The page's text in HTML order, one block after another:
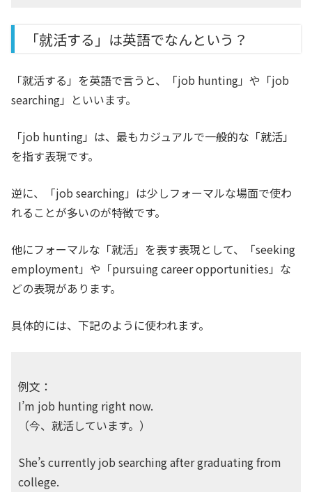
「就活する」は英語でなんという？
「就活する」を英語で言うと、「job hunting」や「job
searching」といいます。
「job hunting」は、最もカジュアルで一般的な「就活」
を指す表現です。
逆に、「job searching」は少しフォーマルな場面で使わ
れることが多いのが特徴です。
他にフォーマルな「就活」を表す表現として、「seeking
employment」や「pursuing career opportunities」な
どの表現があります。
具体的には、下記のように使われます。
例文：
I’m job hunting right now.
（今、就活しています。）
She’s currently job searching after graduating from
college.